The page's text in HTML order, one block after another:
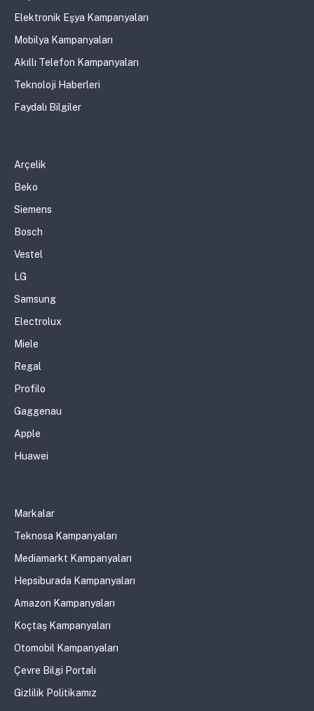
Elektronik Eşya Kampanyaları
Mobilya Kampanyaları
Akıllı Telefon Kampanyaları
Teknoloji Haberleri
Faydalı Bilgiler
Arçelik
Beko
Siemens
Bosch
Vestel
LG
Samsung
Electrolux
Miele
Regal
Profilo
Gaggenau
Apple
Huawei
Markalar
Teknosa Kampanyaları
Mediamarkt Kampanyaları
Hepsiburada Kampanyaları
Amazon Kampanyaları
Koçtaş Kampanyaları
Otomobil Kampanyaları
Çevre Bilgi Portalı
Gizlilik Politikamız